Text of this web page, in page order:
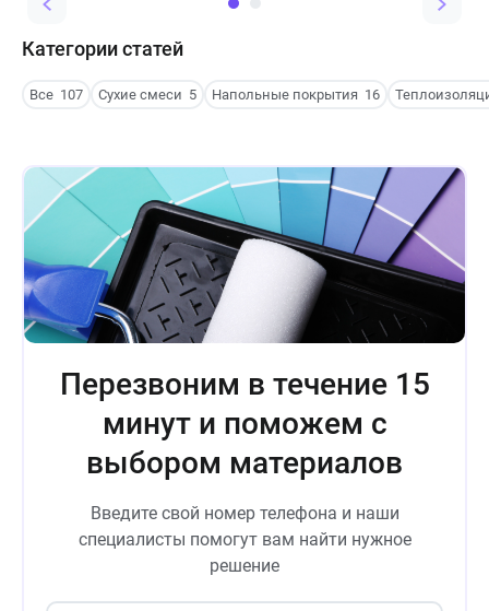
Категории статей
Все 107 Сухие смеси 5 Напольные покрытия 16
Перезвоним в течение 15
минут и поможем с
выбором материалов
Введите свой номер телефона и наши
специалисты помогут вам найти нужное
решение